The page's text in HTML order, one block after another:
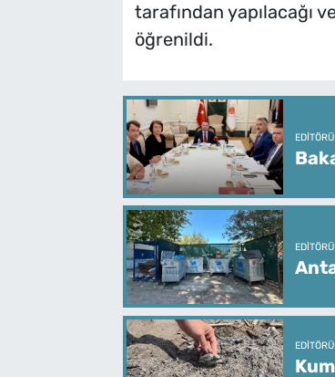
tarafından yapılacağı
öğrenildi.